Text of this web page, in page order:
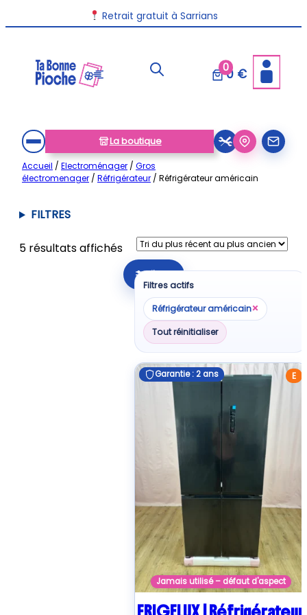
au
Retrait gratuit à Sarrians
00 €
La boutique
Accueil / Electroménager / Gros
électromenager / Réfrigérateur / Réfrigérateur américain
FILTRES
5 résultats affichésTrié
du
plus
récent
plus
ancien
Filtrer
Filtres actifs
Réfrigérateur américain×
Tout réinitialiser
E
Garantie : 2 ans
Jamais utilisé – défaut d'aspect
Garantie : 2 ans